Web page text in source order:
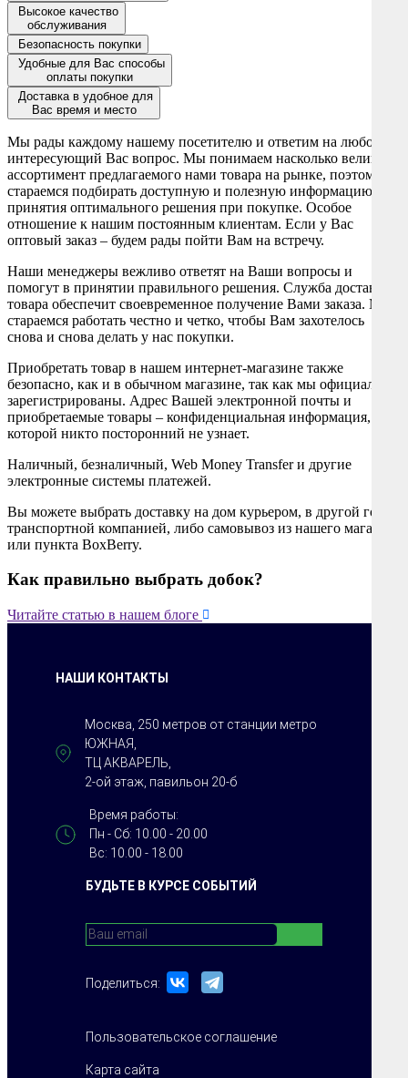
Высокое качество
обслуживания
Безопасность покупки
Удобные для Вас способы
оплаты покупки
Доставка в удобное для
Вас время и место
Мы рады каждому нашему посетителю и ответим на любой
интересующий Вас вопрос. Мы понимаем насколько велик
ассортимент предлагаемого нами товара на рынке, поэтому
стараемся подбирать доступную и полезную информацию для
принятия оптимального решения при покупке. Особое
отношение к нашим постоянным клиентам. Если у Вас
оптовый заказ – будем рады пойти Вам на встречу.
Наши менеджеры вежливо ответят на Ваши вопросы и
помогут в принятии правильного решения. Служба доставки
товара обеспечит своевременное получение Вами заказа. Мы
стараемся работать честно и четко, чтобы Вам захотелось
снова и снова делать у нас покупки.
Приобретать товар в нашем интернет-магазине также
безопасно, как и в обычном магазине, так как мы официально
зарегистрированы. Адрес Вашей электронной почты и
приобретаемые товары – конфиденциальная информация, о
которой никто посторонний не узнает.
Наличный, безналичный, Web Money Transfer и другие
электронные системы платежей.
Вы можете выбрать доставку на дом курьером, в другой город
транспортной компанией, либо самовывоз из нашего магазина
или пункта BoxBerry.
Как правильно выбрать добок?
Читайте статью в нашем блоге 
БУДЬТЕ В КУРСЕ СОБЫТИЙ
Поделиться:
Пользовательское соглашение
Карта сайта
НАШИ КОНТАКТЫ
Москва, 250 метров от станции метро
ЮЖНАЯ,
ТЦ АКВАРЕЛЬ,
2-ой этаж, павильон 20-б
Время работы:
Пн - Сб: 10.00 - 20.00
Вс: 10.00 - 18.00